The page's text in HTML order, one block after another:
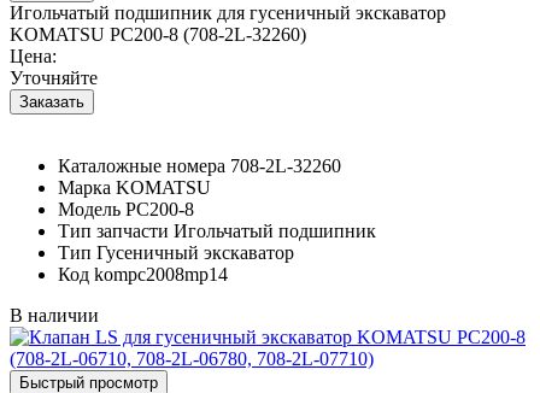
Игольчатый подшипник для гусеничный экскаватор
KOMATSU PC200-8 (708-2L-32260)
Цена:
Уточняйте
Каталожные номера 708-2L-32260
Марка KOMATSU
Модель PC200-8
Тип запчасти Игольчатый подшипник
Тип Гусеничный экскаватор
Код kompc2008mp14
В наличии